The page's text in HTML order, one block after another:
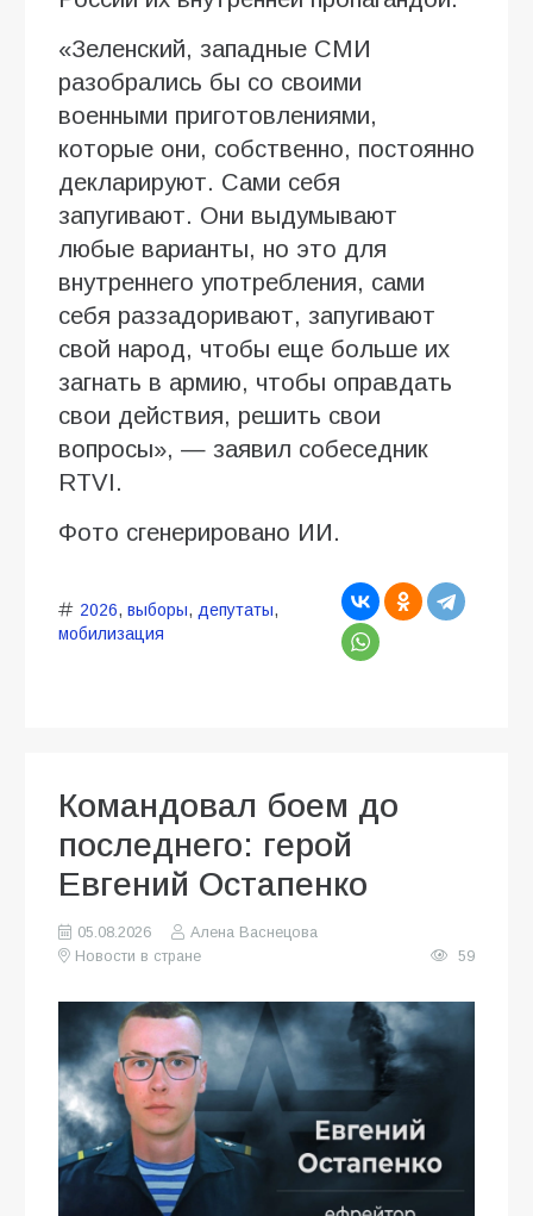
«Зеленский, западные СМИ
разобрались бы со своими
военными приготовлениями,
которые они, собственно, постоянно
декларируют. Сами себя
запугивают. Они выдумывают
любые варианты, но это для
внутреннего употребления, сами
себя раззадоривают, запугивают
свой народ, чтобы еще больше их
загнать в армию, чтобы оправдать
свои действия, решить свои
вопросы», — заявил собеседник
RTVI.
Фото сгенерировано ИИ.
2026, выборы, депутаты,
мобилизация
Командовал боем до
последнего: герой
Евгений Остапенко
05.08.2026
Алена Васнецова
Новости в стране
59